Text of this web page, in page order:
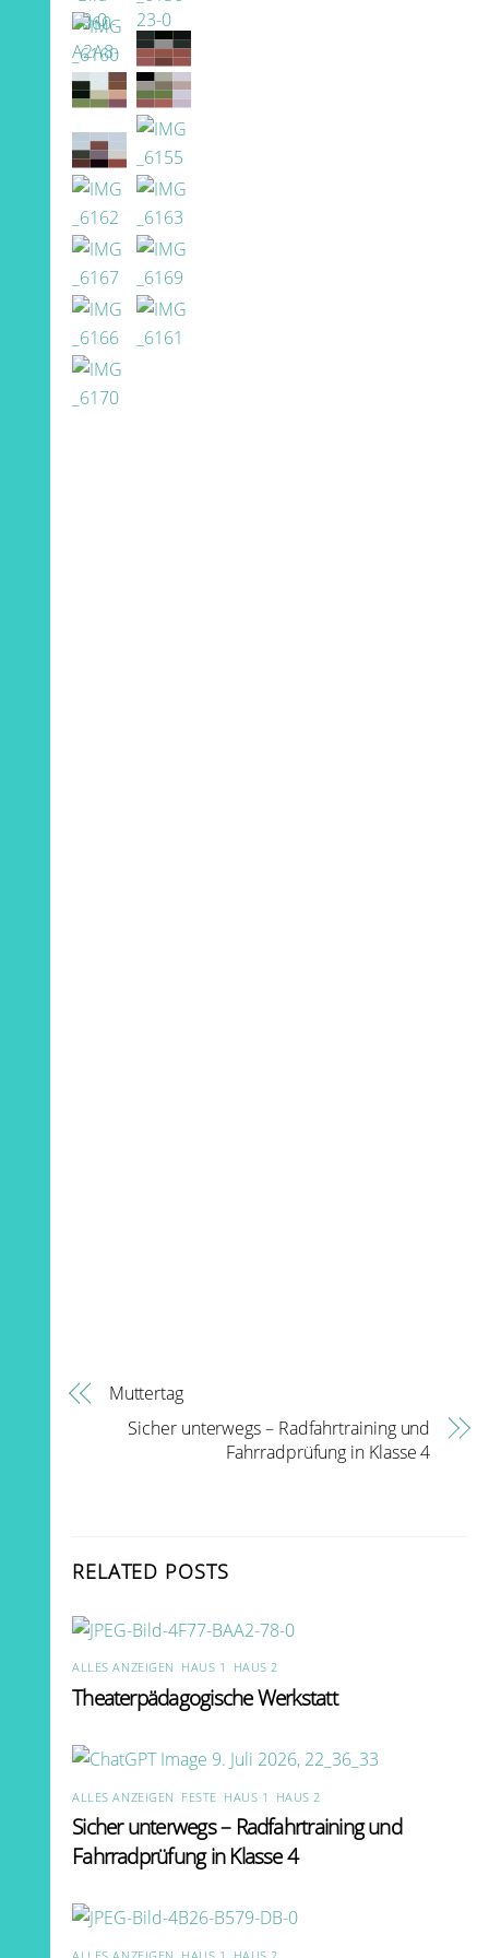
Muttertag
Sicher unterwegs – Radfahrtraining und
Fahrradprüfung in Klasse 4
RELATED POSTS
ALLES ANZEIGEN HAUS 1 HAUS 2
Theaterpädagogische Werkstatt
ALLES ANZEIGEN FESTE HAUS 1 HAUS 2
Sicher unterwegs – Radfahrtraining und
Fahrradprüfung in Klasse 4